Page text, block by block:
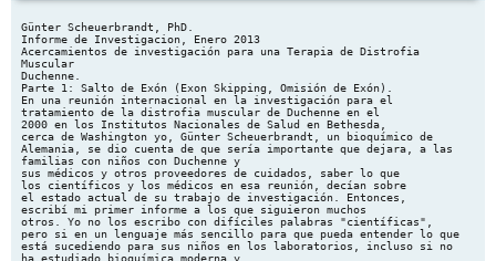
Günter Scheuerbrandt, PhD. Informe de Investigacion, Enero 2013 Acercamientos de investigación para una Terapia de Distrofia Muscular Duchenne. Parte 1: Salto de Exón (Exon Skipping, Omisión de Exón). En una reunión internacional en la investigación para el tratamiento de la distrofia muscular de Duchenne en el 2000 en los Institutos Nacionales de Salud en Bethesda, cerca de Washington yo, Günter Scheuerbrandt, un bioquímico de Alemania, se dio cuenta de que sería importante que dejara, a las familias con niños con Duchenne y sus médicos y otros proveedores de cuidados, saber lo que los científicos y los médicos en esa reunión, decían sobre el estado actual de su trabajo de investigación. Entonces, escribí mi primer informe a los que siguieron muchos otros. Yo no los escribo con difíciles palabras "científicas", pero si en un lenguaje más sencillo para que pueda entender lo que está sucediendo para sus niños en los laboratorios, incluso si no ha estudiado bioquímica moderna y genética. En mis páginas de Internet www.duchenneinformation.eu usted puede ver el último de estos informes en Inglés, alemán y español y también algunas entrevistas escritas desde 2008. Empiezo esta primera parte de mi informe con una explicación de cómo la distrofina es hecha en las células musculares, y cómo la ausencia de esta importante proteína causa la distrofia muscular Duchenne. Ya el salto de exón es, en la actualidad, la técnica de genética más avanzada de una terapia eficaz, este método con sus muchos ensayos clínicos ya realizados, todavía en curso o planeada, se describe con todo detalle en esta parte del informe. En la segunda parte, que estará lista más adelante en este año 2013, se describirán los más importantes enfoques además del salto de exón, como la transferencia del gen, el posible uso de células madre, el aumento de la utrofina, la inhibición de la miostatina, el uso de esteroides, y los procedimientos de diagnóstico para la búsqueda de mutaciones en el gen de la distrofina de nuestros chicos con Duchenne y hombres jóvenes. Ambas partes del informe contienen principalmente información sobre la investigación terapéutica. Sé que muchos de ustedes, después de leer mi informe, me enviaran e-mails, preguntando que enfoques de investigación, en especial que exón se debe saltar que podría dar lugar a un posible tratamiento de su hijo enfermo o de usted mismo si usted es un paciente adulto. Al final de este informe, en la página 23, explico en un capítulo aparte cómo voy a manejar estas solicitudes y cómo voy a mantener actualizados los datos personales que usted me está enviando para que usted o su niño sea capaz de beneficiarse de ella. En mis resúmenes, yo sólo mencionare los nombres de los jefes de laboratorios, aunque tienen colegas y estudiantes que trabajan en equipo en los proyectos reportados aquí, pero es imposible mencionarlos a todos. He escrito los nombres de los científicos sin sus títulos académicos, pero la mayoría de ellos son profesores y todos son médicos o tienen un doctorado. Una lista de algunas de las publicaciones más importantes se da al final de este informe. Se indican con números en paréntesis, por ejemplo (12), en los lugares en el texto donde podrían dar más detalles de lo que yo podría mencionar en mis resúmenes. Estas publicaciones no serán fáciles de entender para usted, pero si usted desea tener una u otra enviada por e-mail, por favor hágamelo saber. Estoy agradeciendo a Pat Furlong, presidenta del PPMD, el Parent Project Muscular Dystrophy estadounidense " Liderando la lucha para acabar con Duchenne ", www.parentprojectmd.org,y KateBushby, coordinadora de TREAT-NMD, "La Red de Excelencia Europea de Enfermedades Neuromusculares", www.treat-nmd.eu,por el permiso para usar sus logos para mostrar su apoyo y patrocinio para mis esfuerzos para explicar lo que los investigadores están haciendo para encontrar una terapia para sus hijos. Como los genes hacen proteinas. Los genes son unidades funcionales de material genético de ácido desoxirribonucleico, ADN. Su estructura parece una escalera de mano entrelazada, la doble hélice, que fue descrita en 1953 por James Watson y Francis Crick (vea siguiente pagina). Cada nivel de esta escalera de mano contiene dos de las cuatro diferentes pequeñas moléculas, las bases: adenina, guanina, timina, y citosina, abreviadas A, G, T, y C, la cuales llamamos letras geneticas. 1 intrón del ARNpre-m. El empalme es realizado por los spliceosomas,, un complejo de muchas proteínas y pequeños ARNs. Cada nivel sólo puede contener la combinación de dos bases, los pares de bases A-T y G-C, porque sólo dos caben entre las hebras. Si, por ejemplo, GGCTTAATCGT es la secuencia de estas bases de una cadena del ADN, la secuencia en la cadena opuesta debe ser complementaria a esta. A siempre es opuesta T y G opuesta C: -GGCTTAATCGT||||||||||| -CCGAATTAGCAEsta secuencia de bases, o de "letras letras genéticas", genéticas es la información genética para el desarrollo y mantenimimantenimi ento to de un organismo vivo, y se transmite de una generación a la siguiente. La mayoría de los genes llevann las instrucciones para la construcción strucción de proteínas. En el núcleo de la célula, la instrucción genética de genes activos es expresada, es copicopi ada, y transcrita, transcrita a otra sustancia genética, el ácido ribonucleico mensajero prematuro o ARNpre-m, ARNpre algo también llamado la transcripción. cripción. La mayoría de los genes constann de regiones activas o codificantes, los exones,, que contienen la inin formación mación para la creación de las proteínas, y los a menudo menu más largos intrones, intrones que contienen información imporimpor tante para el control de las actividades de los genes. Los ácidos ribonucleicos, ARNs, usan la base U, uracilo, uracilo en lugar de la similar base T del ADN. Debido a que la estructura de ARN es importante para el salto de exón, se explica en el párrafo sobre los dos tipos diferentes de oligos en antisentido, en la página 6. Después de la transcripción y todavía en el interior del núcleo celular, los intrones son retirados del ARN pre-mensajero, y los exones son empalmados para formar el ARN mensajero, ARNm,, que sólo contiene las regiones codificantes, la información ación genética para la síntesis de una proteína. Este ARNm sale del núcleo y se traslada a los ribosomas,, las estructuras sintetizadoras de proteínas, en el citoplasma fuera del núcleo. Los sitios itios de empalme empal son secuencias específicas dentro de los exones y en los bordes des de los exones e intrones que son esenciales para el retiro correcto de las secuencias sin codificación del El código genético. Para la traducción del lenguaje de los genes en proteínas, la información genética del ARNm está escrita en palabras genéticas cada una consistiendo de tres bases consecutivas, los codones, que especifican,, con tres excepciones, excepciones uno de los 20 diferentes aminoácidos,, los bloques de construcción de las proteínas, de acuerdo con el código genético. Existen 64 diferentes palabras clave de 3 bases cada una. He aquí algunos ejemplos: GUU = valina, AGC = serina, AUG = metionina, CCA = prolina, UUU UU = fenilalanina, GCA = alanina, GCG = alanina. La mayoría de los aminoácidos tienen más de una palabra clave de ARN. No hay espacios entre los codones. Por lo tanto, la corta secuencia AUG-AGCGCA-CCA-al al comienzo de un gen significa que la proteína, que el gen "hace", ", comienza con los aminoamino ácidos metionina, serina, alanina, prolina. Por lo tanto, existe un marco de lectura - una palabra de tres letras genética después de la otra sin espacios entre ellas ell establecida por la primera palabra del de código que es siempre AUG. Los guiones en este ejemplo no existen realmente, sólo indican el marco de lectura. Si, por ejemplo, mediante la eliminación accidental, una mutación, de la G una letra escrita en rojo, los cambios en la secuencia serian AUG-ACG--CAC-CA..., el marco de lectura se desplaza y las palabras del de código cambian su significado, entonces especifican especifica diferentes aminoácidos, aquí serian: metionina, histidina, histidina treonina, seguido de más aminoácidos equivocados. equivocad Esto es muy importante para comprender cómo funciona la omisión de exón. En los ribosomas,, el código de palabras genéticas del ARN mensajero son leídas y traducidas al lenguaje de las proteínas, que se construyen de muchos, a menumenu do miles, de aminoácidos. Las tres excepciones mencionadas son las palabras UAA, UAG, y UGA, que son los codones de parada,, donde el ensamblaje de la proteína en los ribosomas llega a su fin. El Gen y la proteína distrofina. La distrofia muscular Duchenne afecta sólo a los chicos – cerca de uno de cada 3,500 recién nacidos - porque las mujeres, cuando son portadoras genéticas de esta enfermedad ligada al sexo, tienen una mutación, un error, en el gen de la disdis trofina fina en uno de sus dos cromosomas X. Ellas lo heredan, en promedio, a la mitad de sus hijos que entonces sólo tienen este cromosoma X con la mutación que causa la hereditaria y todavia incurable enfermedad distrofia muscular Duchenne. A veces, aparece esponespon táneamente en una nueva familia. El gen de la distrofina es el segundo más largo de nuestros 20,488 genes. (El gen para la proteína muscular titina, que es importante para la elasticidad de las células musculares, es aproximadamente 100 veces 2 mayor que el gen de la distrofina.) La ilustración siguiente muestra la ubicación del gen en el brazo corto del cromosoma X. Su ADN se compone de 2,220,381 letras genéticas, que se agrupan en 79 exones, las secciones activas. También son indicados los 7 promotores, las regiones de inicio para la producción de la proteína de longitud completa y 6 versiones más cortas de la misma. Después del empalme, el ARNm contiene sólo 11,058 letras genéticas, 0,5% de todo aquel gen entero. En los ribosomas, la proteína distrofina, se ensambla de acuerdo con la in